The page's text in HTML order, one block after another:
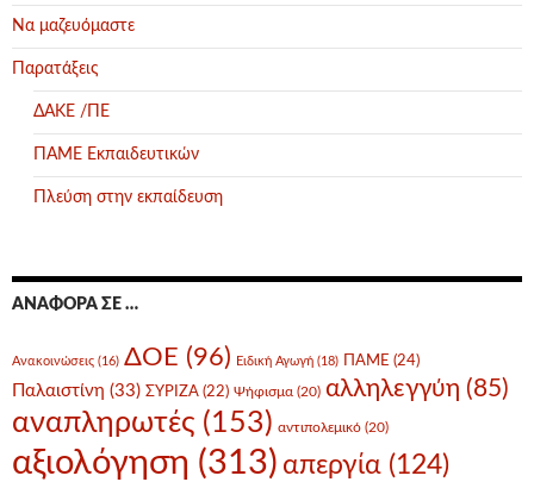
Να μαζευόμαστε
Παρατάξεις
ΔΑΚΕ /ΠΕ
ΠΑΜΕ Εκπαιδευτικών
Πλεύση στην εκπαίδευση
ΑΝΑΦΟΡΆ ΣΕ …
Ανακοινώσεις (16) ΔΟΕ (96) Ειδική Αγωγή (18) ΠΑΜΕ (24)
Παλαιστίνη (33) ΣΥΡΙΖΑ (22) Ψήφισμα (20) αλληλεγγύη (85)
αναπληρωτές (153) αντιπολεμικό (20)
αξιολόγηση (313) απεργία (124)